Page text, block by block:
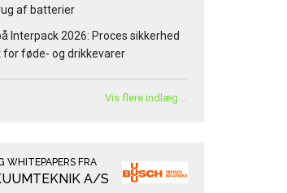
af batterier
Interpack 2026: Proces sikkerhed
føde- og drikkevarer
Vis flere indlæg …
WHITEPAPERS FRA
A/S